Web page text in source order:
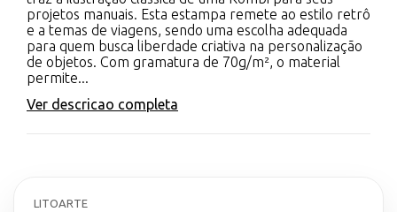
projetos manuais. Esta estampa remete ao estilo retrô
e a temas de viagens, sendo uma escolha adequada
para quem busca liberdade criativa na personalização
de objetos. Com gramatura de 70g/m², o material
permite...
Ver descricao completa
LITOARTE